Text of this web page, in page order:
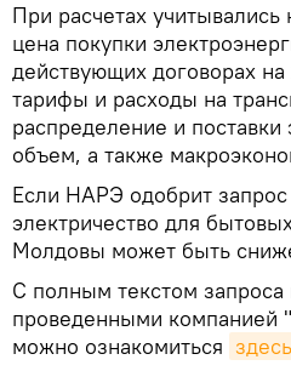
При расчетах учитывались
цена покупки
действующих договорах
тарифы и расходы на
распределение и поставки
объем, а также
Если НАРЭ одобрит
электричество для
Молдовы может быть
С полным текстом запроса
проведенными компанией
можно ознакомиться здесь